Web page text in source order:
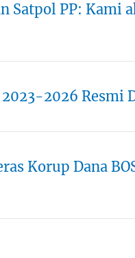
Satpol PP: Kami
2023-2026 Resmi
Korup Dana